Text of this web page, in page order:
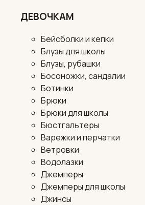
ДЕВОЧКАМ
Бейсболки и кепки
Блузы для школы
Блузы, рубашки
Босоножки, сандалии
Ботинки
Брюки
Брюки для школы
Бюстгальтеры
Варежки и перчатки
Ветровки
Водолазки
Джемперы
Джемперы для школы
Джинсы